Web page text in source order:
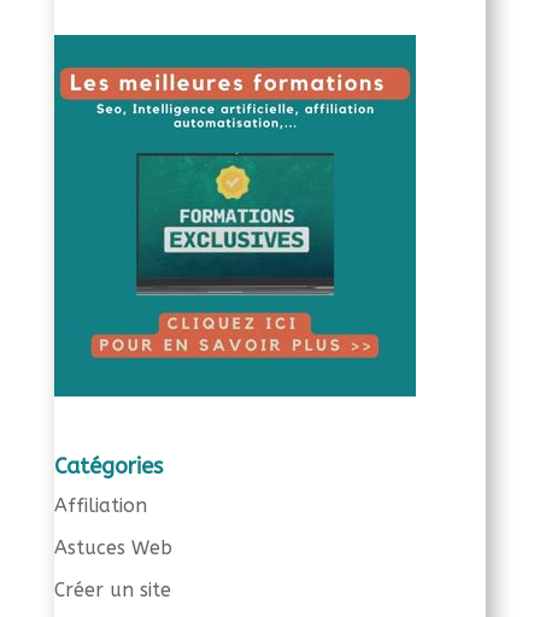
Catégories
Affiliation
Astuces Web
Créer un site